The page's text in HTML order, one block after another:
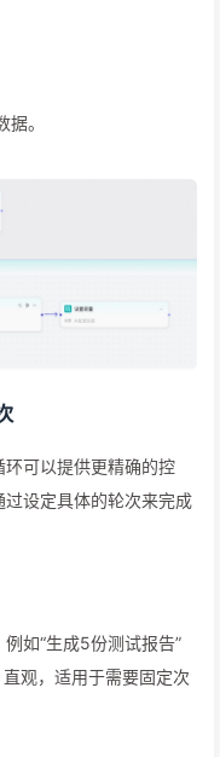
。
可以提供更精确的控
设定具体的轮次来完成
如“生成5份测试报告”
观，适用于需要固定次